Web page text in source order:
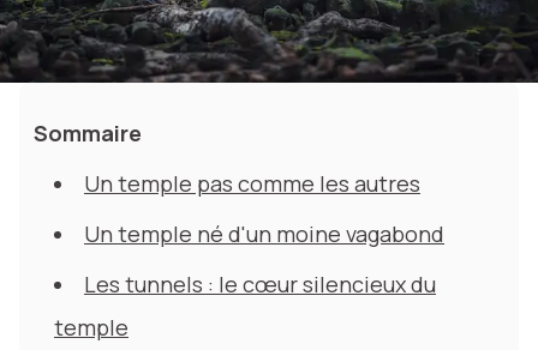
Sommaire
Un temple pas comme les autres
Un temple né d'un moine vagabond
Les tunnels : le cœur silencieux du
temple